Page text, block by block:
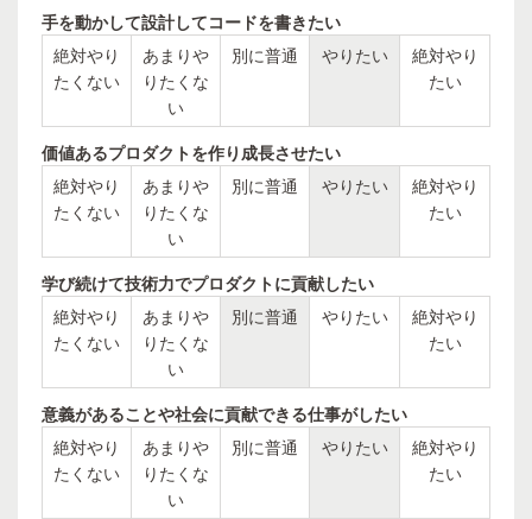
手を動かして設計してコードを書きたい
絶対やり
たくない
あまりや
りたくな
い
別に普通 やりたい
絶対やり
たい
価値あるプロダクトを作り成長させたい
絶対やり
たくない
あまりや
りたくな
い
別に普通 やりたい
絶対やり
たい
学び続けて技術力でプロダクトに貢献したい
絶対やり
たくない
あまりや
りたくな
い
別に普通 やりたい
絶対やり
たい
意義があることや社会に貢献できる仕事がしたい
絶対やり
たくない
あまりや
りたくな
い
別に普通 やりたい
絶対やり
たい